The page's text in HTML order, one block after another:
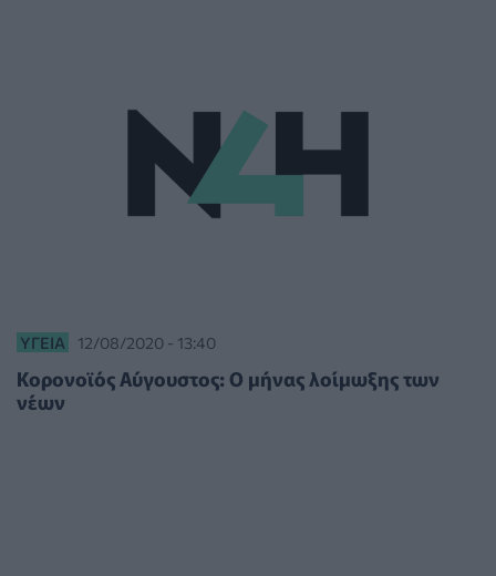
ΥΓΕΊΑ 12/08/2020 - 13:40
Κορονοϊός Αύγουστος: Ο μήνας λοίμωξης των
νέων